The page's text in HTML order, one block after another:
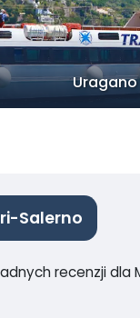
Uragano
Salerno
recenzji dla